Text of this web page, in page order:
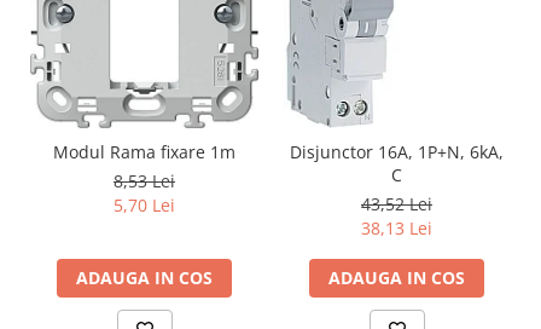
Modul Rama fixare 1m
8,53 Lei
5,70 Lei
ADAUGA IN COS
Disjunctor 16A, 1P+N, 6kA,
C
43,52 Lei
38,13 Lei
ADAUGA IN COS